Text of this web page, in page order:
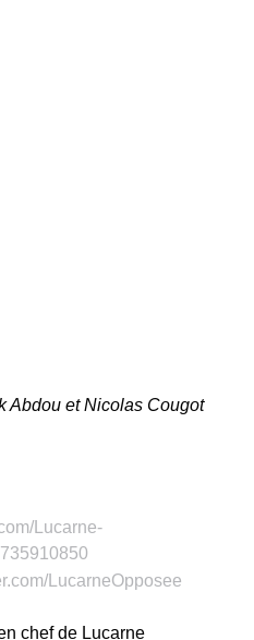
Abdou et Nicolas Cougot
chef de Lucarne